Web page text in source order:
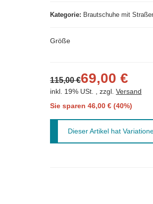
Kategorie Brautschuhe mit
Größe
69,00 €
115,00 €
inkl. 19% USt. , zzgl. Versand
Sie sparen 46,00 € (40%)
x
Dieser Artikel hat